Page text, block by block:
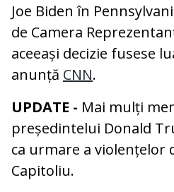
Joe Biden în
de Camera
aceeași decizie fusese
anunță CNN.
UPDATE - Mai mulți
președintelui Donald
ca urmare a violențelor
Capitoliu.